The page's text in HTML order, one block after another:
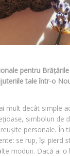
pentru
tale într-o
mult decât simple
simboluri de
personale. În
se rup, își pierd
moduri. Dacă ai